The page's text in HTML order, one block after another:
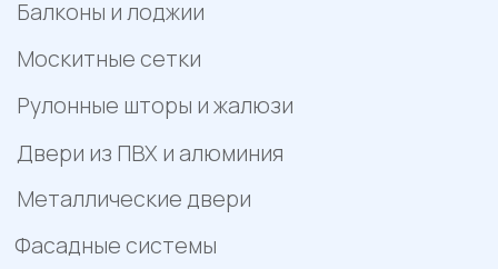
характер и не является публичной офертой